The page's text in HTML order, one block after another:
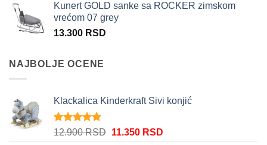
bila:
13.900 RSD.
12.591 RSD.
Kunert GOLD sanke sa ROCKER zimskom
vrećom 07 grey
13.300 RSD
NAJBOLJE OCENE
Klackalica Kinderkraft Sivi konjić
Ocenjeno
12.900RSD Originalna
11.350 RSDTrenutna